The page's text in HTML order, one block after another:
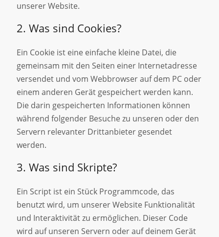
unserer Website.
2. Was sind Cookies?
Ein Cookie ist eine einfache kleine Datei, die
gemeinsam mit den Seiten einer Internetadresse
versendet und vom Webbrowser auf dem PC oder
einem anderen Gerät gespeichert werden kann.
Die darin gespeicherten Informationen können
während folgender Besuche zu unseren oder den
Servern relevanter Drittanbieter gesendet
werden.
3. Was sind Skripte?
Ein Script ist ein Stück Programmcode, das
benutzt wird, um unserer Website Funktionalität
und Interaktivität zu ermöglichen. Dieser Code
wird auf unseren Servern oder auf deinem Gerät